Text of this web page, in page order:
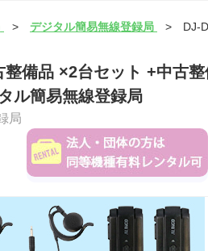
> デジタル簡易無線登録局 > DJ-
整備品 ×2台セット +中古
ル簡易無線登録局
局